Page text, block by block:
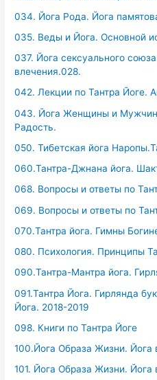
034. Йога Рода. Йога
035. Веды и Йога. Основной
037. Йога сексуального
влечения.028.
042. Лекции по Тантра Йоге.
043. Йога Женщины и
Радость.
050. Тибетская йога
060.Тантра-Джнана йога.
068. Вопросы и ответы по
069. Вопросы и ответы по
070.Тантра йога. Гимны
080. Психология. Принципы
090.Тантра-Мантра йога.
091.Тантра Йога. Гирлянда
Йога. 2018-2019
098. Книги по Тантра Йоге
100.Йога Образа Жизни. Йога
101. Йога Образа Жизни. Йога